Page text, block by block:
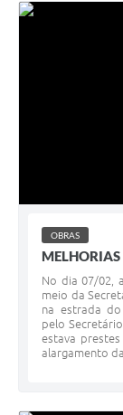
OBRAS
MELHORIAS
No dia 07/02,
meio da
na estrada
pelo
estava
alargamento